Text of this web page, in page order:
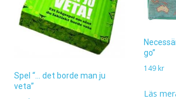
Spel “… det borde man ju
veta”
go”
149 kr
Läs